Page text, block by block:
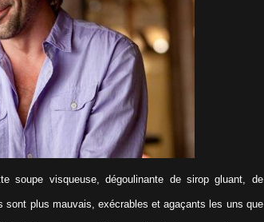
visqueuse, dégoulinante de sirop gluant, de
plus mauvais, exécrables et agaçants les uns que